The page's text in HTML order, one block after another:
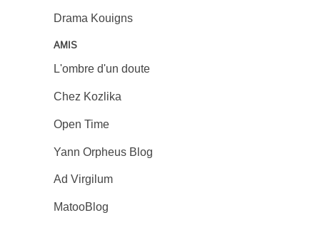
Drama Kouigns
AMIS
L'ombre d'un doute
Chez Kozlika
Open Time
Yann Orpheus Blog
Ad Virgilum
MatooBlog